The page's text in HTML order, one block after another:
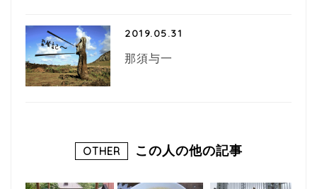
2019.05.31
那須与一
OTHER この人の他の記事